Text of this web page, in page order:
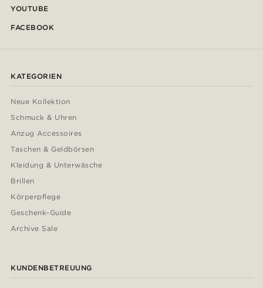
YOUTUBE
FACEBOOK
KATEGORIEN
Neue Kollektion
Schmuck & Uhren
Anzug Accessoires
Taschen & Geldbörsen
Kleidung & Unterwäsche
Brillen
Körperpflege
Geschenk-Guide
Archive Sale
KUNDENBETREUUNG